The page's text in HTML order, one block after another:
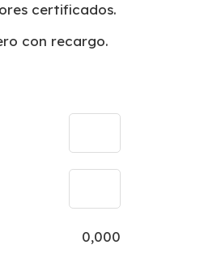
certificados.
con recargo.
0,000